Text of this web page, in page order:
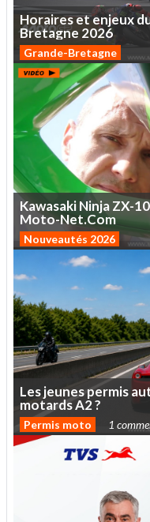
Horairesetenjeux
Bretagne 2026
Grande-Bretagne
KawasakiNinjaZX-
Moto-Net.Com
Nouveautés 2026
Lesjeunespermis
motardsA2?
Permis moto 1